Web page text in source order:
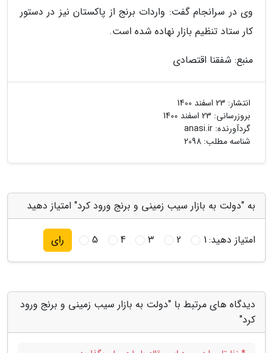
وی در سرانجام گفت: واردات برنج از پاکستان نیز در دستور
کار ستاد تنظیم بازار نهاده شده است.
منبع: شفقنا اقتصادی
انتشار: 23 اسفند 1400
بروزرسانی: 23 اسفند 1400
گردآورنده: anasi.ir
شناسه مطلب: 2098
به "دولت به بازار سیب زمینی و برنج ورود کرد" امتیاز دهید
امتیاز دهید:1
2
3
4
5 رای
دیدگاه های مرتبط با "دولت به بازار سیب زمینی و برنج ورود
کرد"